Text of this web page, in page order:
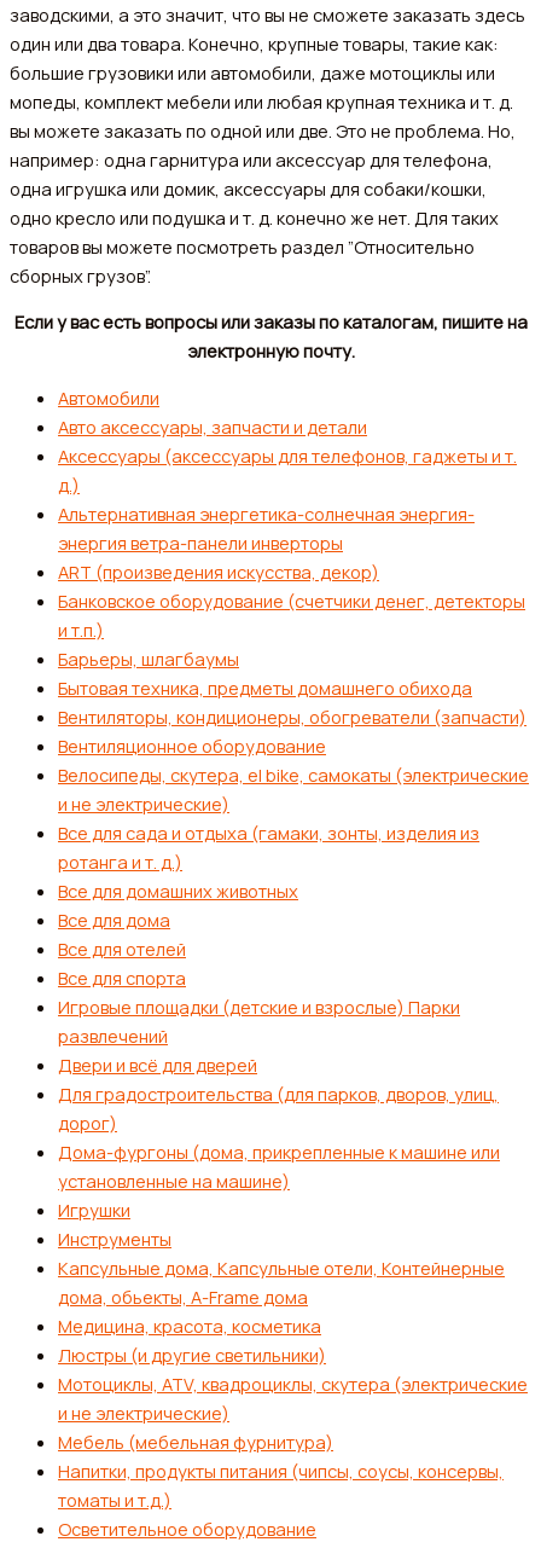
заводскими, а это значит, что вы не сможете заказать здесь
один или два товара. Конечно, крупные товары, такие как:
большие грузовики или автомобили, даже мотоциклы или
мопеды, комплект мебели или любая крупная техника и т. д.
вы можете заказать по одной или две. Это не проблема. Но,
например: одна гарнитура или аксессуар для телефона,
одна игрушка или домик, аксессуары для собаки/кошки,
одно кресло или подушка и т. д. конечно же нет. Для таких
товаров вы можете посмотреть раздел ”Относительно
сборных грузов”.
Если у вас есть вопросы или заказы по каталогам, пишите на
электронную почту.
Автомобили
Авто аксессуары, запчасти и детали
Аксессуары (аксессуары для телефонов, гаджеты и т.
д.)
Альтернативная энергетика-солнечная энергия-
энергия ветра-панели инверторы
ART (произведения искусства, декор)
Банковское оборудование (счетчики денег, детекторы
и т.п.)
Барьеры, шлагбаумы
Бытовая техника, предметы домашнего обихода
Вентиляторы, кондиционеры, обогреватели (запчасти)
Вентиляционное оборудование
Велосипеды, скутера, el bike, самокаты (электрические
и не электрические)
Все для сада и отдыха (гамаки, зонты, изделия из
ротанга и т. д.)
Все для домашних животных
Все для дома
Все для отелей
Все для спорта
Игровые площадки (детские и взрослые) Парки
развлечений
Двери и всё для дверей
Для градостроительства (для парков, дворов, улиц,
дорог)
Дома-фургоны (дома, прикрепленные к машине или
установленные на машине)
Игрушки
Инструменты
Капсульные дома, Капсульные отели, Контейнерные
дома, обьекты, А-Frame дома
Медицина, красота, косметика
Люстры (и другие светильники)
Мотоциклы, ATV, квадроциклы, скутера (электрические
и не электрические)
Мебель (мебельная фурнитура)
Напитки, продукты питания (чипсы, соусы, консервы,
томаты и т.д.)
Осветительное оборудование